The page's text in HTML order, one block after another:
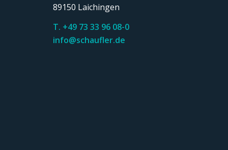
89150 Laichingen
T. +49 73 33 96 08-0
info@schaufler.de